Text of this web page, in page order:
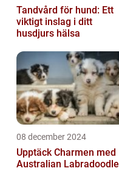
Tandvård för hund: Ett
viktigt inslag i ditt
husdjurs hälsa
08 december 2024
Upptäck Charmen med
Australian Labradoodle